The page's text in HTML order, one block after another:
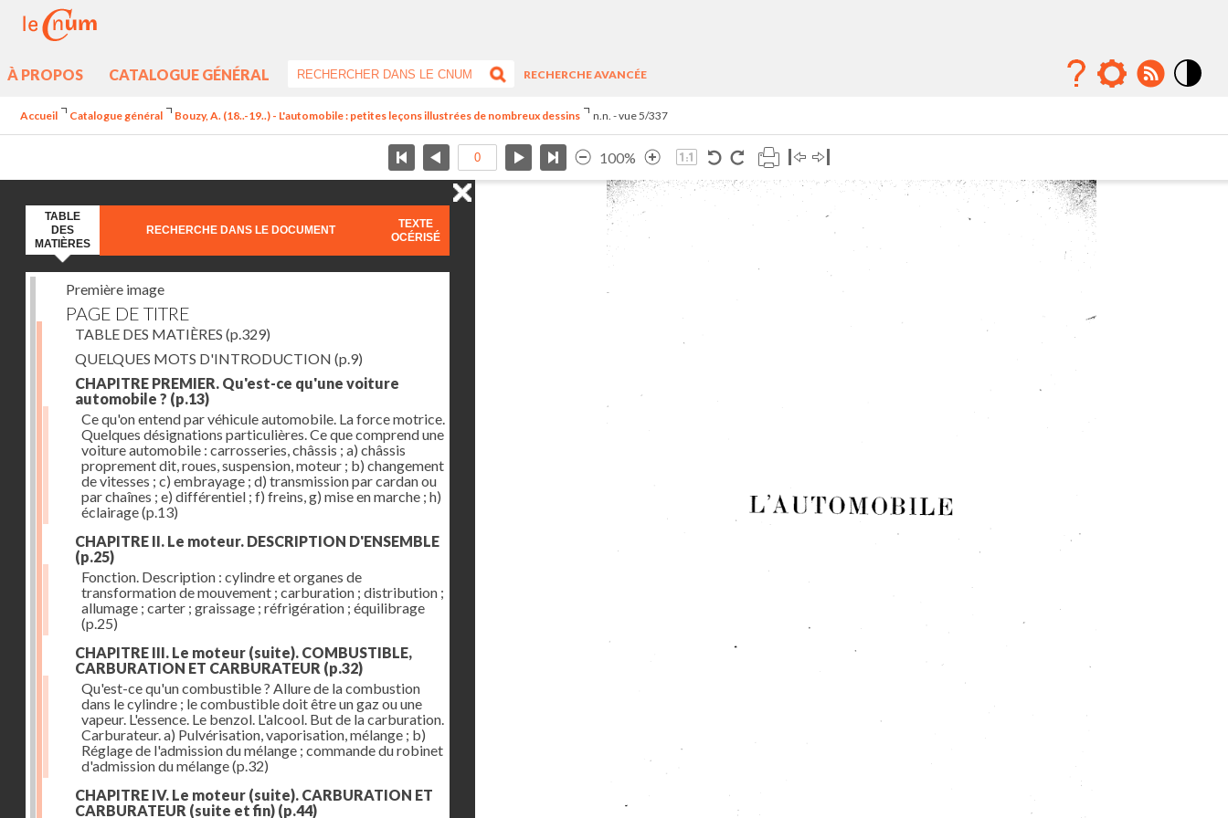
À PROPOS CATALOGUE GÉNÉRAL
RECHERCHE AVANCÉE
Accueil Catalogue général Bouzy, A. (18..-19..) - L'automobile : petites leçons illustrées de nombreux dessins n.n. - vue 5/337
100%
TABLE
DES
MATIÈRES
RECHERCHE DANS LE DOCUMENT
TEXTE
OCÉRISÉ
Première image
PAGE DE TITRE
TABLE DES MATIÈRES (p.329)
QUELQUES MOTS D'INTRODUCTION (p.9)
CHAPITRE PREMIER. Qu'est-ce qu'une voiture
automobile ? (p.13)
Ce qu'on entend par véhicule automobile. La force motrice.
Quelques désignations particulières. Ce que comprend une
voiture automobile : carrosseries, châssis ; a) châssis
proprement dit, roues, suspension, moteur ; b) changement
de vitesses ; c) embrayage ; d) transmission par cardan ou
par chaînes ; e) différentiel ; f) freins, g) mise en marche ; h)
éclairage(p.13)
CHAPITRE II. Le moteur. DESCRIPTION D'ENSEMBLE
(p.25)
Fonction. Description : cylindre et organes de
transformation de mouvement ; carburation ; distribution ;
allumage ; carter ; graissage ; réfrigération ; équilibrage
(p.25)
CHAPITRE III. Le moteur (suite). COMBUSTIBLE,
CARBURATION ET CARBURATEUR (p.32)
Qu'est-ce qu'un combustible ? Allure de la combustion
dans le cylindre ; le combustible doit être un gaz ou une
vapeur. L'essence. Le benzol. L'alcool. But de la carburation.
Carburateur. a) Pulvérisation, vaporisation, mélange ; b)
Réglage de l'admission du mélange ; commande du robinet
d'admission du mélange(p.32)
CHAPITRE IV. Le moteur (suite). CARBURATION ET
CARBURATEUR (suite et fin) (p.44)